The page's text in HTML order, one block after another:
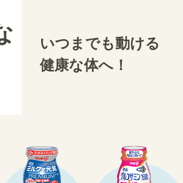
いつまでも動ける
健康な体へ！